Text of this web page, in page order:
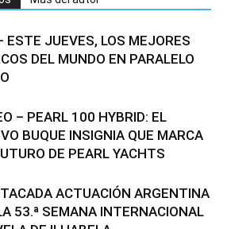
ESTE JUEVES, LOS MEJORES
DEL MUNDO EN PARALELO
– PEARL 100 HYBRID: EL
BUQUE INSIGNIA QUE MARCA
DE PEARL YACHTS
ACTUACIÓN ARGENTINA
53.ª SEMANA INTERNACIONAL